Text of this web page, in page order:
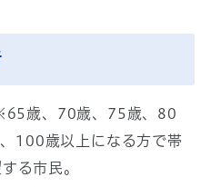
歳、70歳、75歳、80
100歳以上になる方で帯
る市民。